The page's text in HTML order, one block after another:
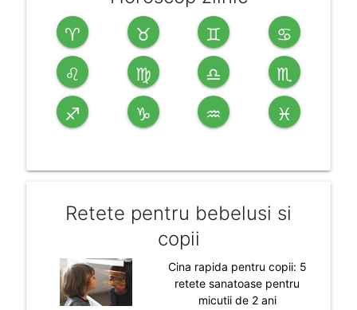
♈ ♉ ♊ ♋
♌ ♍ ♎ ♏
♐ ♑ ♒ ♓
Retete pentru bebelusi si
copii
Cina rapida pentru copii: 5
retete sanatoase pentru
micutii de 2 ani